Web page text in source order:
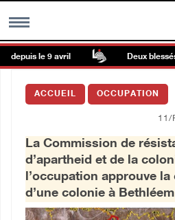
MENU
Galerie d’images
Centre palestinien
le 9 avril Deux blessés,
ACCUEIL OCCUPATION
11/
La Commission de
d’apartheid et de la
l’occupation approuve
d’une colonie à Bethléem